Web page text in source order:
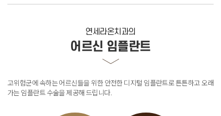
연세라온치과의
어르신 임플란트
고위험군에 속하는 어르신들을 위한 안전한 디지털 임플란트로튼튼하고 오래
가는 임플란트 수술을 제공해 드립니다.